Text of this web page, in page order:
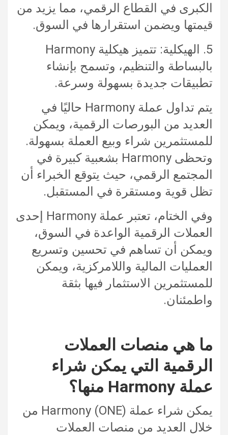
الكبرى في القطاع الرقمي، مما يزيد من
قيمتها ويضمن استقرارها في السوق.
5. الهيكلية: تتميز هيكلية Harmony
بالبساطة والتنظيم، وتسمح بإنشاء
تطبيقات جديدة بسهولة وسرعة.
يتم تداول عملة Harmony حاليًا في
العديد من البورصات الرقمية، ويمكن
للمستثمرين شراء وبيع العملة بسهولة.
وتحظى Harmony بشعبية كبيرة في
المجتمع الرقمي، حيث يتوقع الخبراء أن
تظل قوية ومستقرة في المستقبل.
وفي الختام، تعتبر عملة Harmony إحدى
العملات الرقمية الواعدة في السوق،
ويمكن أن تساهم في تحسين وتسريع
العمليات المالية واللامركزية، ويمكن
للمستثمرين الاستثمار فيها بثقة
واطمئنان.
ما هي منصات العملات
الرقمية التي يمكن شراء
عملة Harmony منها؟
يمكن شراء عملة Harmony (ONE) من
خلال العديد من منصات العملات